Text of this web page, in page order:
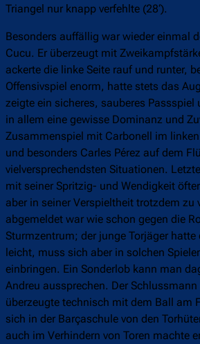
Triangel nur knapp verfehlte (28‘).
Besonders auffällig war wieder einmal
Cucu. Er überzeugt mit
ackerte die linke Seite rauf und runter,
Offensivspiel enorm, hatte stets das
zeigte ein sicheres, sauberes Passspiel
in allem eine gewisse Dominanz und
Zusammenspiel mit Carbonell im
und besonders Carles Pérez auf dem
vielversprechendsten Situationen.
mit seiner Spritzig- und Wendigkeit
aber in seiner Verspieltheit trotzdem zu
abgemeldet war wie schon gegen die
Sturmzentrum; der junge Torjäger
leicht, muss sich aber in solchen
einbringen. Ein Sonderlob kann man
Andreu aussprechen. Der
überzeugte technisch mit dem Ball am
sich in der Barçaschule von den
auch im Verhindern von Toren machte